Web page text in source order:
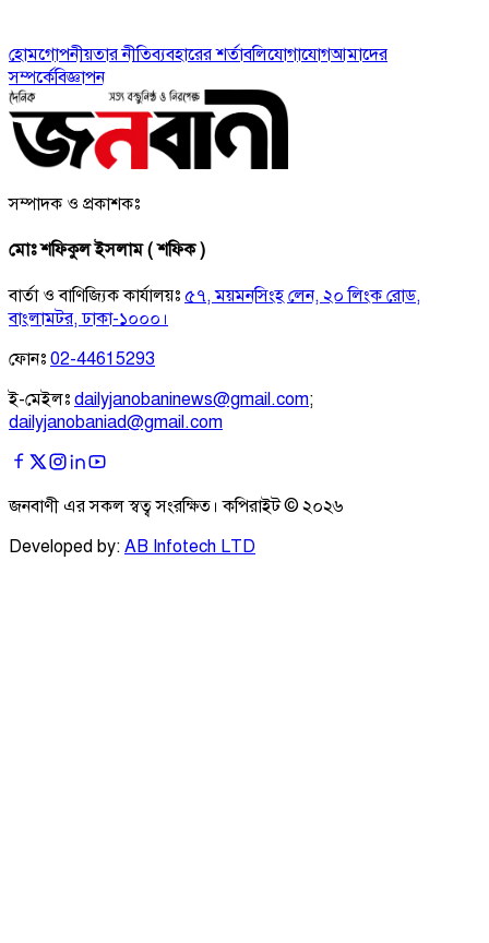
হোমগোপনীয়তার নীতিব্যবহারের শর্তাবলিযোগাযোগআমাদের
সম্পর্কেবিজ্ঞাপন
সম্পাদক ও প্রকাশকঃ
মোঃ শফিকুল ইসলাম ( শফিক )
বার্তা ও বাণিজ্যিক কার্যালয়ঃ ৫৭, ময়মনসিংহ লেন, ২০ লিংক রোড,
বাংলামটর, ঢাকা-১০০০।
ফোনঃ 02-44615293
ই-মেইলঃ dailyjanobaninews@gmail.com;
dailyjanobaniad@gmail.com
জনবাণী এর সকল স্বত্ব সংরক্ষিত। কপিরাইট © ২০২৬
Developed by: AB Infotech LTD